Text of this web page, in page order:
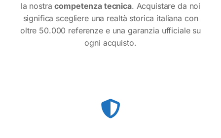
la nostracompetenza tecnica. Acquistare da noi
significa scegliere una realtà storica italiana con
oltre 50.000 referenze e una garanzia ufficiale su
ogni acquisto.